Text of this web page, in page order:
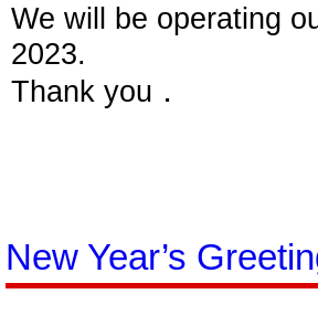
We will be operating
2023.
Thank you．
New Year’s